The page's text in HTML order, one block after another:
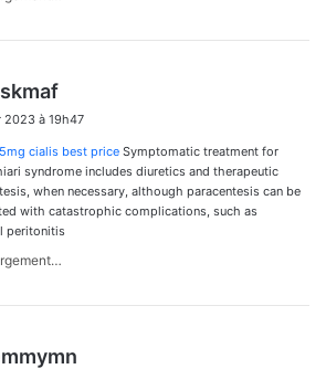
t
:
2023 à 19h47
cialis best price Symptomatic treatment for
syndrome includes diuretics and therapeutic
when necessary, although paracentesis can be
with catastrophic complications, such as
peritonitis